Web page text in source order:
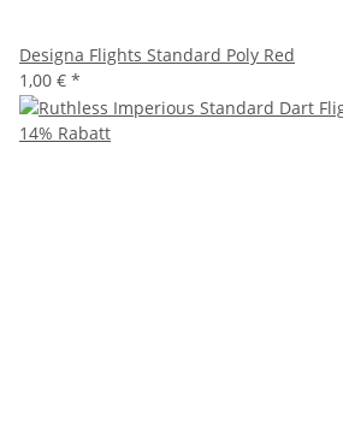
Designa Flights Standard Poly Red
1,00 € *
14% Rabatt